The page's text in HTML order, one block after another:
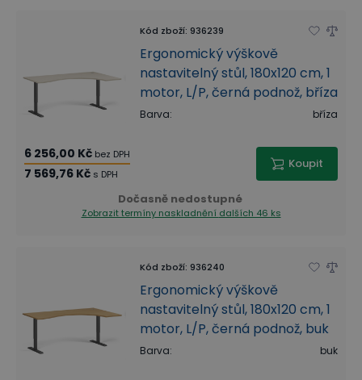
Kód zboží: 936239
Ergonomický výškově
nastavitelný stůl, 180x120 cm, 1
motor, L/P, černá podnož, bříza
Barva: bříza
6 256,00 Kč bez DPH
7 569,76 Kč s DPH
Koupit
Dočasně nedostupné
Zobrazit termíny naskladnění dalších 46 ks
Kód zboží: 936240
Ergonomický výškově
nastavitelný stůl, 180x120 cm, 1
motor, L/P, černá podnož, buk
Barva: buk